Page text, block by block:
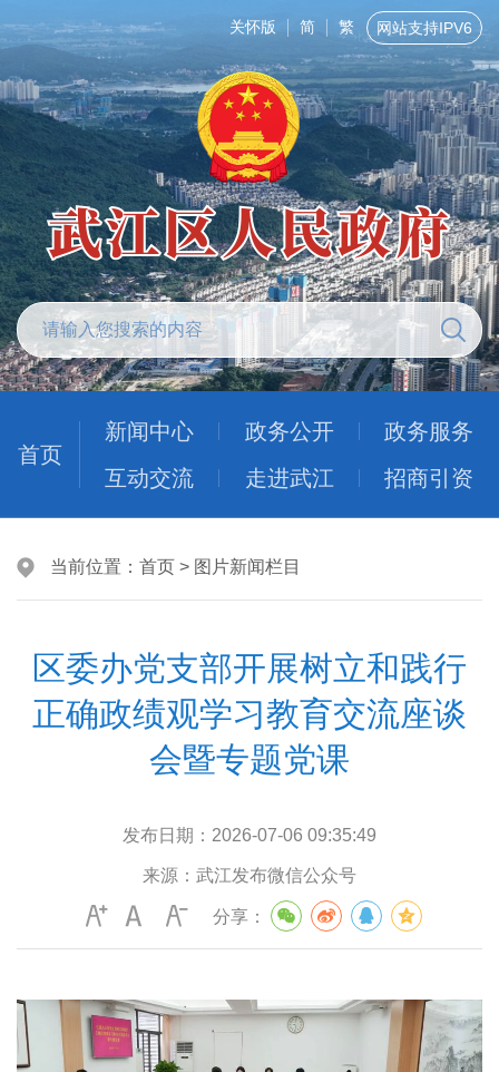
关怀版 简 繁 网站支持IPV6
首页
新闻中心 政务公开
政务服务
互动交流
走进武江 招商引资
当前位置： 首页 > 图片新闻栏目
区委办党支部开展树立和践行
正确政绩观学习教育交流座谈
会暨专题党课
发布日期： 2026-07-06 09:35:49
来源： 武江发布微信公众号
分享：